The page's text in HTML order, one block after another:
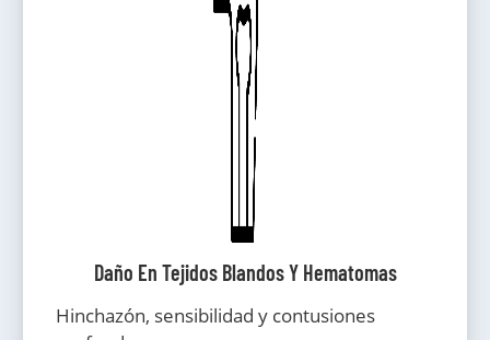
Daño En Tejidos Blandos Y Hematomas
Hinchazón, sensibilidad y contusiones